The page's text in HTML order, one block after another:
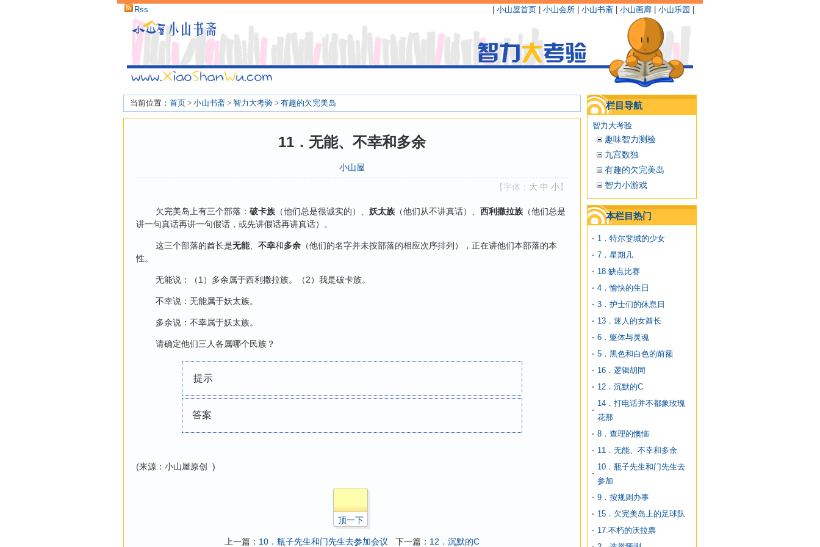
Rss 小山屋首页 小山会所 小山书斋 小山画廊 小山乐园
当前位置： 首页 > 小山书斋 > 智力大考验 > 有趣的欠完美岛
11．无能、不幸和多余
小山屋
【字体： 大 中 小】
欠完美岛上有三个部落： 破卡族 （他们总是很诚实的）、 妖太族 （他们从不讲真话）、 西利撒拉族 （他们总是
讲一句真话再讲一句假话，或先讲假话再讲真话）。
这三个部落的酋长是无能、 不幸和多余 （他们的名字并未按部落的相应次序排列），正在讲他们本部落的本
性。
无能说：（1）多余属于西利撒拉族。（2）我是破卡族。
不幸说：无能属于妖太族。
多余说：不幸属于妖太族。
请确定他们三人各属哪个民族？
提示
答案
(来源：小山屋原创 )
顶一下
上一篇： 10．瓶子先生和门先生去参加会议 下一篇： 12．沉默的C
栏目导航
智力大考验
趣味智力测验
九宫数独
有趣的欠完美岛
智力小游戏
本栏目热门
1．特尔斐城的少女
7．星期几
18.缺点比赛
4．愉快的生日
3．护士们的休息日
13．迷人的女酋长
6．躯体与灵魂
5．黑色和白色的前额
16．逻辑胡同
12．沉默的C
14．打电话并不都象玫瑰
花那
8．查理的懊恼
11．无能、不幸和多余
10．瓶子先生和门先生去
参加
9．按规则办事
15．欠完美岛上的足球队
17.不朽的沃拉票